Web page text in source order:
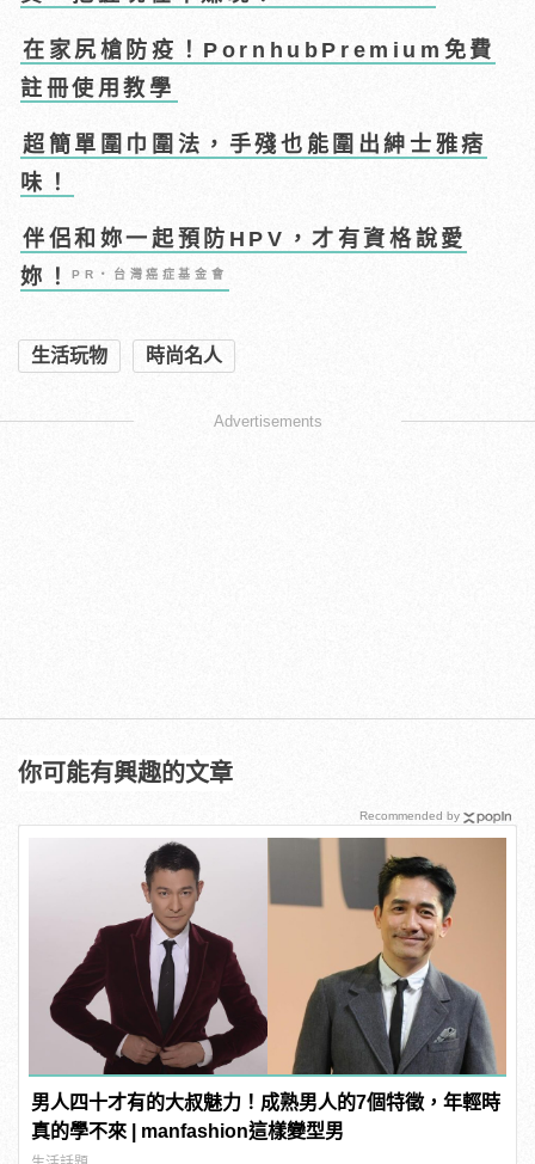
在家尻槍防疫！PornhubPremium免費
註冊使用教學
超簡單圍巾圍法，手殘也能圍出紳士雅痞
味！
伴侶和妳一起預防HPV，才有資格說愛
妳！PR・台灣癌症基金會
生活玩物 時尚名人
Advertisements
你可能有興趣的文章
男人四十才有的大叔魅力！成熟男人的7個特徵，年輕時
真的學不來 | manfashion這樣變型男
Recommended by